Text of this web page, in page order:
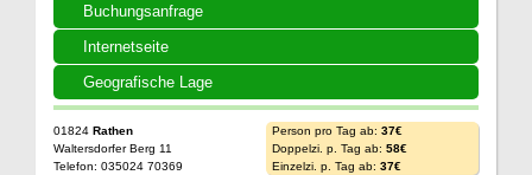
Buchungsanfrage
Internetseite
Geografische Lage
01824 Rathen
Waltersdorfer Berg 11
Telefon: 035024 70369
Person pro Tag ab: 37€
Doppelzi. p. Tag ab: 58€
Einzelzi. p. Tag ab: 37€